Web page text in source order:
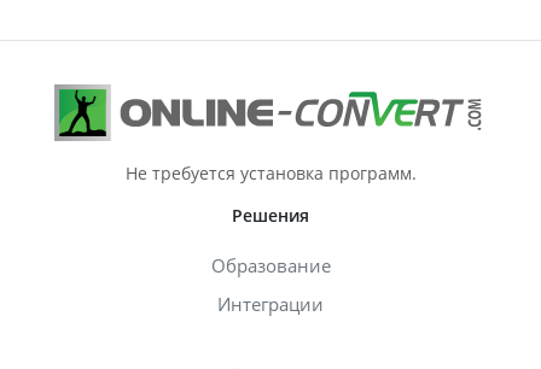
Не требуется установка программ.
Решения
Образование
Интеграции